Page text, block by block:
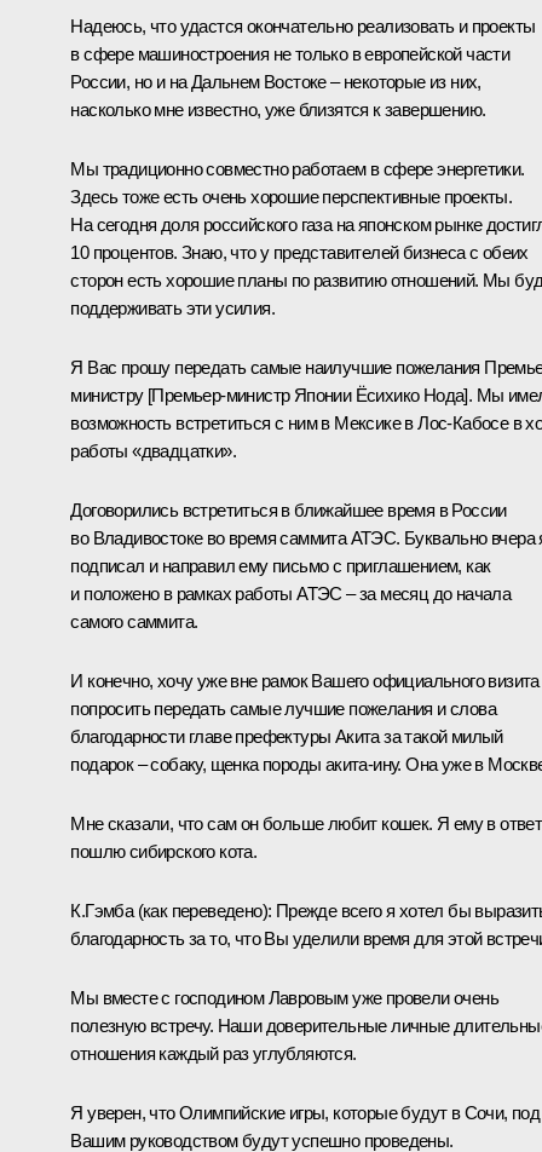
Надеюсь, что удастся окончательно реализовать и проекты
в сфере машиностроения не только в европейской части
России, но и на Дальнем Востоке – некоторые из них,
насколько мне известно, уже близятся к завершению.
Мы традиционно совместно работаем в сфере энергетики.
Здесь тоже есть очень хорошие перспективные проекты.
На сегодня доля российского газа на японском рынке
10 процентов. Знаю, что у представителей бизнеса с обеих
сторон есть хорошие планы по развитию отношений. Мы
поддерживать эти усилия.
Я Вас прошу передать самые наилучшие пожелания
министру [Премьер-министр Японии Ёсихико Нода]. Мы
возможность встретиться с ним в Мексике вЛос-Кабосев
работы«двадцатки».
Договорились встретиться в ближайшее время в России
во Владивостоке во время саммитаАТЭС. Буквально вчера
подписал и направил ему письмо с приглашением, как
и положено в рамках работы АТЭС – за месяц до начала
самого саммита.
И конечно, хочу уже вне рамок Вашего официального визита
попросить передать самые лучшие пожелания и слова
благодарности главе префектуры Акита за такой милый
подарок – собаку, щенка породы акита-ину. Она уже в
Мне сказали, что сам он больше любит кошек. Я ему в ответ
пошлю сибирского кота.
К.Гэмба (как переведено): Прежде всего я хотел бы
благодарность за то, что Вы уделили время для этой
Мы вместе с господином Лавровым уже провели очень
полезную встречу. Наши доверительные личные
отношения каждый раз углубляются.
Я уверен, что Олимпийские игры, которые будут в Сочи, под
Вашим руководством будут успешно проведены.